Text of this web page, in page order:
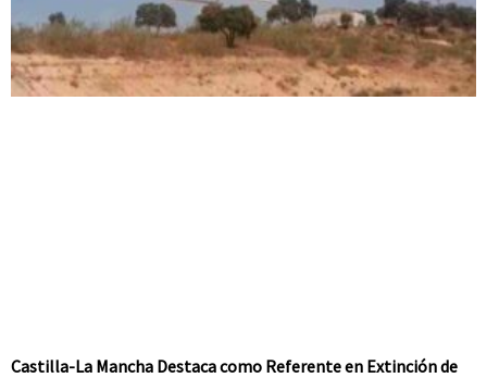
Castilla-La Mancha Destaca como Referente en Extinción de